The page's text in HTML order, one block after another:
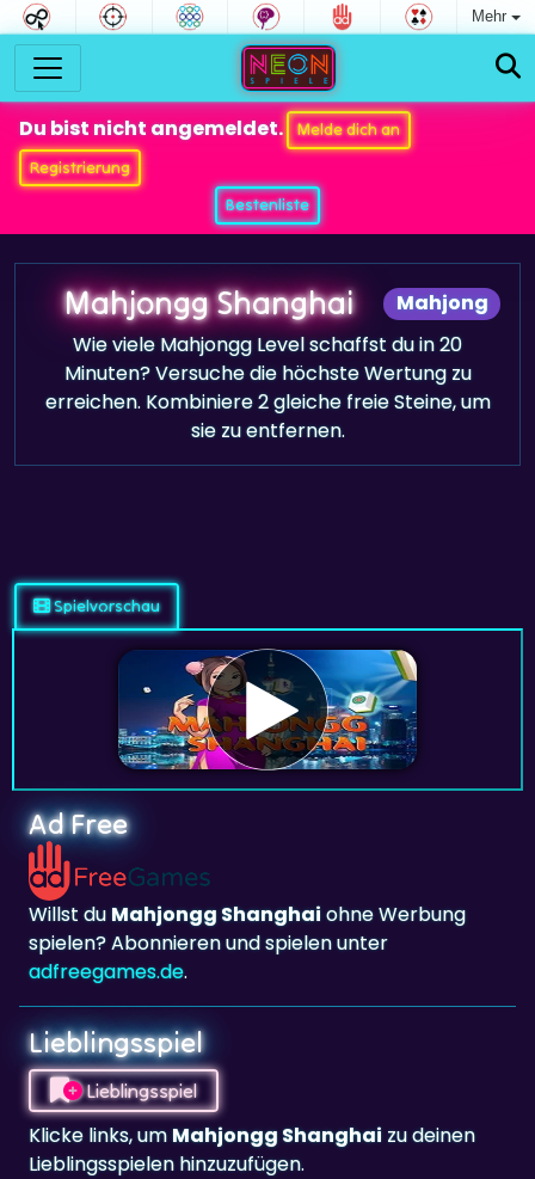
Mehr
Du bist nicht angemeldet.
Melde dich an
Registrierung
Bestenliste
Mahjong
Mahjongg Shanghai
Wie viele Mahjongg Level schaffst du in 20
Minuten? Versuche die höchste Wertung zu
erreichen. Kombiniere 2 gleiche freie Steine, um
sie zu entfernen.
Spielvorschau
Ad Free
Willst duMahjongg Shanghaiohne Werbung
spielen? Abonnieren und spielen unter
adfreegames.de.
Lieblingsspiel
Lieblingsspiel
Klicke links, umMahjongg Shanghaizu deinen
Lieblingsspielen hinzuzufügen.